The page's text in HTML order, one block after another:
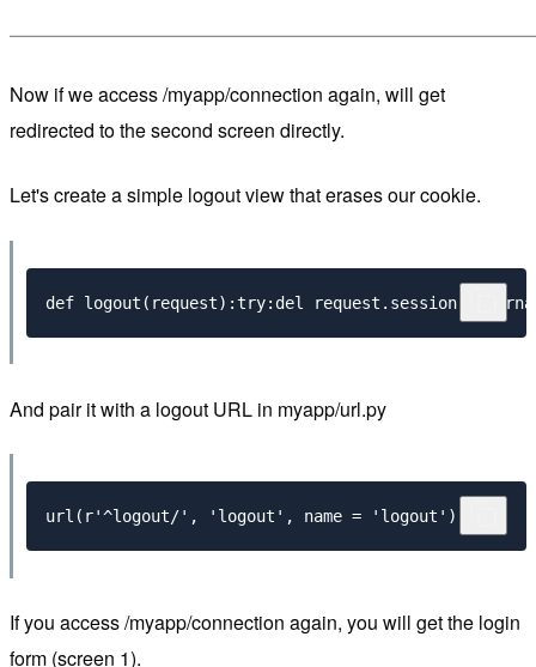
Now if we access /myapp/connection again, will get
redirected to the second screen directly.
Let's create a simple logout view that erases our cookie.
def logout ( request):try: del request . session[
And pair it with a logout URL in myapp/url.py
If you access /myapp/connection again, you will get the login
form (screen 1).